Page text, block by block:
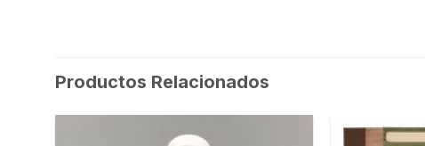
Productos Relacionados